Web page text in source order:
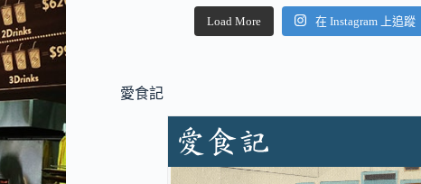
Load More 在 Instagram 上追蹤
愛食記